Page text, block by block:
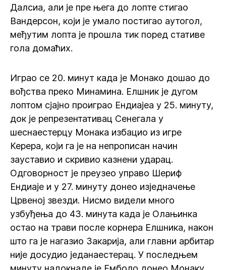
Далсиа, али је пре њега до лопте стигао
Вандерсон, који је умало постигао аутогол,
међутим лопта је прошла тик поред стативе
гола домаћих.
Играо се 20. минут када је Монако дошао до
вођства преко Минамина. Елшник је дугом
лоптом сјајно проиграо Ендиајеа у 25. минуту,
док је репрезентативац Сенегала у
шеснаестерцу Монака избацио из игре
Керера, који га је на непрописан начин
зауставио и скривио казнени ударац.
Одговорност је преузео управо Шериф
Ендиаје и у 27. минуту донео изједначење
Црвеној звезди. Нисмо видели много
узбуђења до 43. минута када је Олањинка
остао на трави после корнера Елшника, након
што га је нагазио Закарија, али главни арбитар
није досудио једанаестерац. У последњем